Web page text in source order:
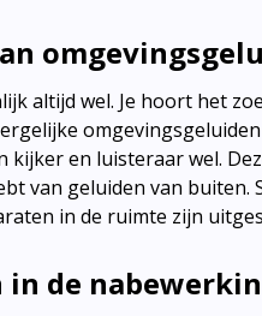
altijd wel. Je hoort het
en luisteraar wel.
van geluiden van
in de ruimte zijn
in de